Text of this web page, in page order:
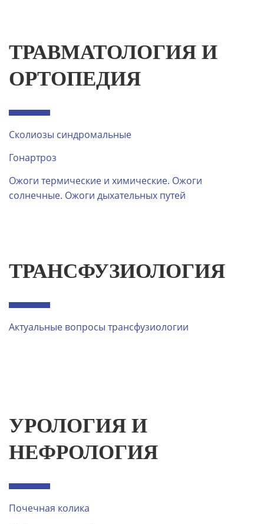
ТРАВМАТОЛОГИЯ И
ОРТОПЕДИЯ
Сколиозы синдромальные
Гонартроз
Ожоги термические и химические. Ожоги
солнечные. Ожоги дыхательных путей
ТРАНСФУЗИОЛОГИЯ
Актуальные вопросы трансфузиологии
УРОЛОГИЯ И
НЕФРОЛОГИЯ
Почечная колика